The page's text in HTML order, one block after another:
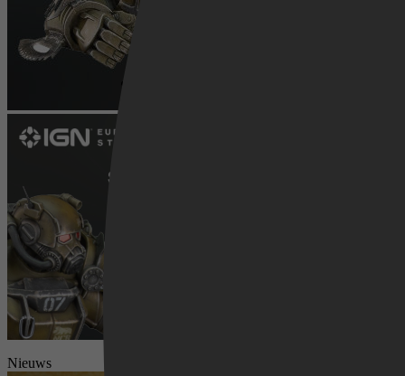
Nieuws